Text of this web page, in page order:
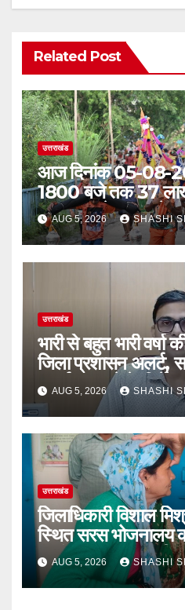
Related Post
उत्तराखंड
आज दिनांक 05-08-
1800 बजे तक 37
भक्त जल लेकर अपने
चुके
AUG 5, 2026 SHASHI
उत्तराखंड
भारी से बहुत भारी वर्षा
जिला प्रशासन अलर्ट,
अलर्ट पर रहने के निर्देश
AUG 5, 2026 SHASHI
उत्तराखंड
जिलाधिकारी विशाल
स्थित सरस भोजनालय
स्वयं सहायता समूह की
उत्साह
AUG 5, 2026 SHASHI